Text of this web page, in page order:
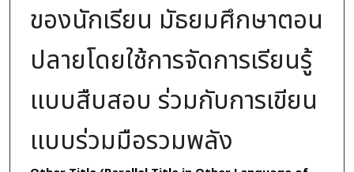
ของนักเรียน มัธยมศึกษาตอน
ปลายโดยใช้การจัดการเรียนรู้
แบบสืบสอบ ร่วมกับการเขียน
แบบร่วมมือรวมพลัง